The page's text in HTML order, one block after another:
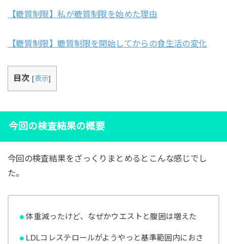
【糖質制限】私が糖質制限を始めた理由
【糖質制限】糖質制限を開始してからの食生活の変化
目次 [表示]
今回の検査結果の概要
今回の検査結果をざっくりまとめるとこんな感じでし
た。
体重減ったけど、なぜかウエストと腹囲は増えた
LDLコレステロールがようやっと基準範囲内におさ